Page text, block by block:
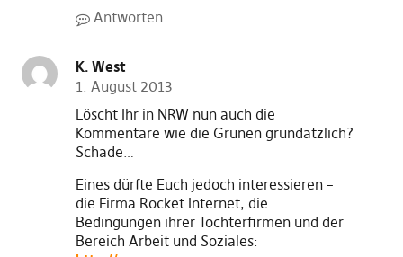
Antworten
K. West
1. August 2013
Löscht Ihr in NRW nun auch die
Kommentare wie die Grünen grundätzlich?
Schade…
Eines dürfte Euch jedoch interessieren –
die Firma Rocket Internet, die
Bedingungen ihrer Tochterfirmen und der
Bereich Arbeit und Soziales: